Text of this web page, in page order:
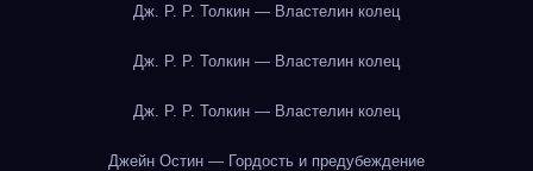
Дж. Р. Р. Толкин — Властелин колец
Дж. Р. Р. Толкин — Властелин колец
Дж. Р. Р. Толкин — Властелин колец
Джейн Остин — Гордость и предубеждение